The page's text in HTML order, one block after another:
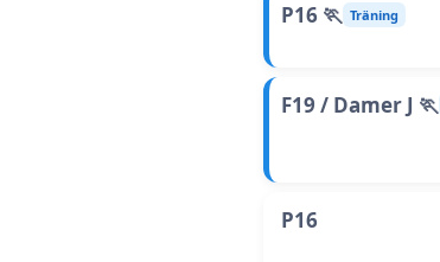
P16 🏃 Träning
F19 / Damer J 🏃
P16